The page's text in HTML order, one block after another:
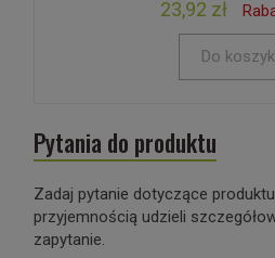
23,92 zł
Do
Pytania do produktu
Zadaj pytanie dotyczące
przyjemnością udzieli
zapytanie.